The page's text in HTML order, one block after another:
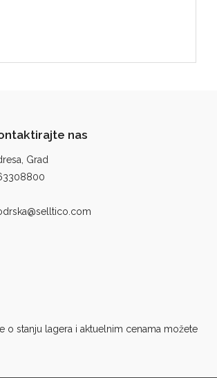
nas
Grad
o stanju lagera i aktuelnim cenama možete